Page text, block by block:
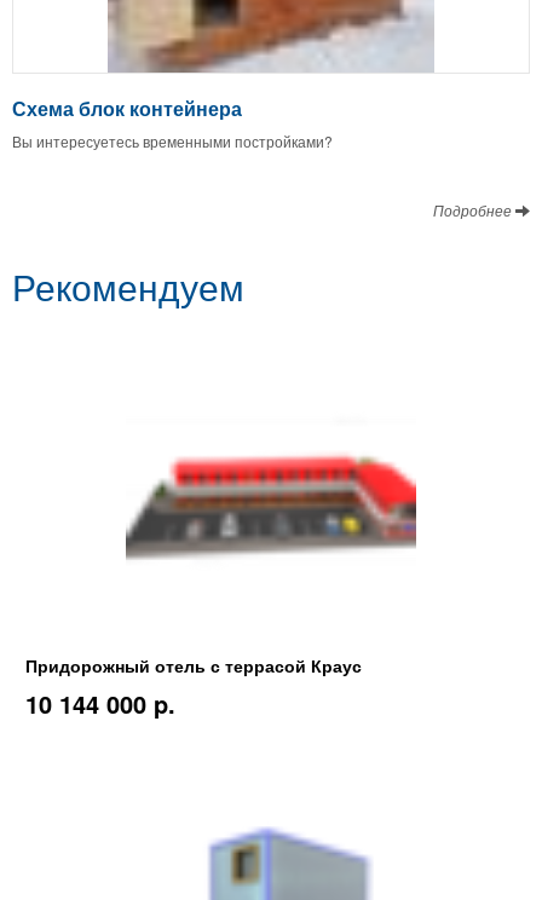
Схема блок контейнера
Вы интересуетесь временными постройками?
Подробнее
Рекомендуем
Придорожный отель с террасой Краус
10 144 000 p.